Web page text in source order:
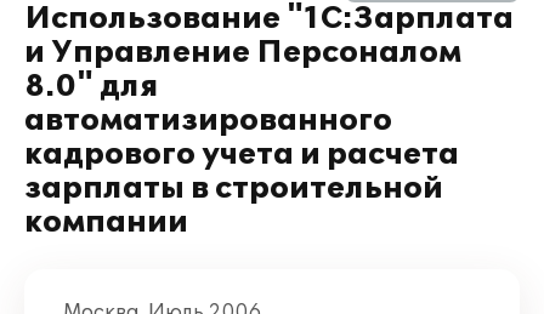
Использование "1С:Зарплата
и Управление Персоналом
8.0" для
автоматизированного
кадрового учета и расчета
зарплаты в строительной
компании